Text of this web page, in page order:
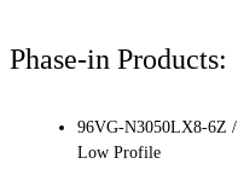
Phase-in Products:
96VG-N3050LX8-6Z
Low Profile